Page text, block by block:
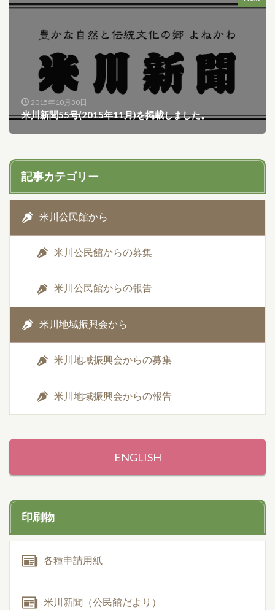
2015年10月30日
米川新聞55号(2015年11月)を掲載しました。
記事カテゴリー
米川公民館から
米川公民館からの募集
米川公民館からの報告
米川地域振興会から
米川地域振興会からの募集
米川地域振興会からの報告
ENGLISH
印刷物
各種申請用紙
米川新聞（公民館だより）